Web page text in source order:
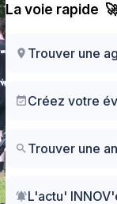
La voie rapide
location_on Trouver une
event_availableCréez votre
search Trouver une
notifications_activeL'actu'